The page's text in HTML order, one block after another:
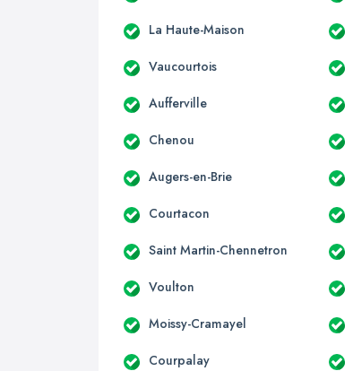
La Haute-Maison
Vaucourtois
Aufferville
Chenou
Augers-en-Brie
Courtacon
Saint Martin-Chennetron
Voulton
Moissy-Cramayel
Courpalay